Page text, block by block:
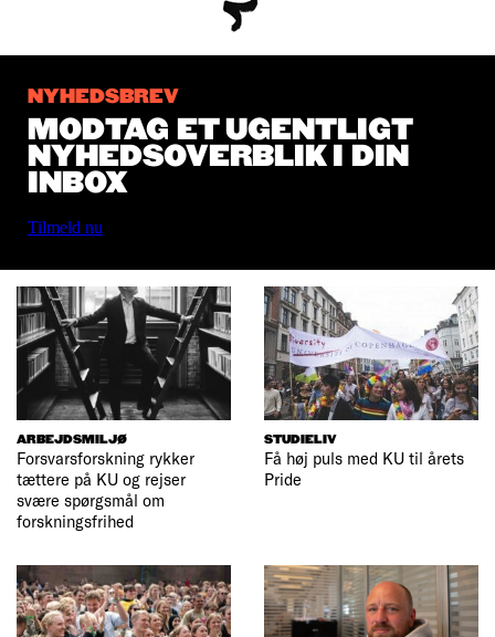
NYHEDSBREV
MODTAG ET UGENTLIGT
NYHEDSOVERBLIK I DIN
INBOX
Tilmeld nu
ARBEJDSMILJØ
Forsvarsforskning rykker
tættere på KU og rejser
svære spørgsmål om
forskningsfrihed
STUDIELIV
Få høj puls med KU til årets
Pride